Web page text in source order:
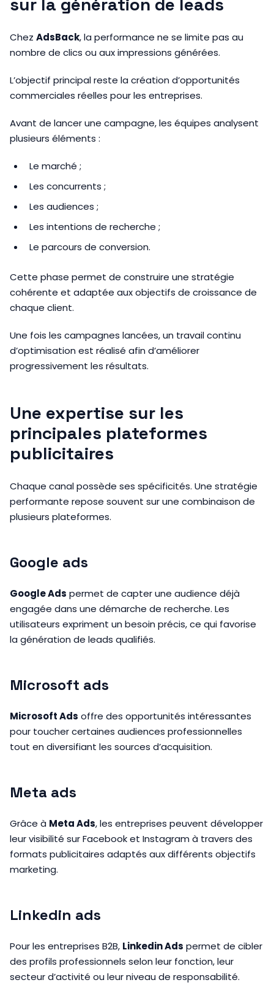
Chez AdsBack, la performance ne se limite pas au
nombre de clics ou aux impressions générées.
L’objectif principal reste la création d’opportunités
commerciales réelles pour les entreprises.
Avant de lancer une campagne, les équipes analysent
plusieurs éléments :
Le marché ;
Les concurrents ;
Les audiences ;
Les intentions de recherche ;
Le parcours de conversion.
Cette phase permet de construire une stratégie
cohérente et adaptée aux objectifs de croissance de
chaque client.
Une fois les campagnes lancées, un travail continu
d’optimisation est réalisé afin d’améliorer
progressivement les résultats.
Une expertise sur les
principales plateformes
publicitaires
Chaque canal possède ses spécificités. Une stratégie
performante repose souvent sur une combinaison de
plusieurs plateformes.
Google ads
Google Ads permet de capter une audience déjà
engagée dans une démarche de recherche. Les
utilisateurs expriment un besoin précis, ce qui favorise
la génération de leads qualifiés.
Microsoft ads
Microsoft Ads offre des opportunités intéressantes
pour toucher certaines audiences professionnelles
tout en diversifiant les sources d’acquisition.
Meta ads
Grâce à Meta Ads, les entreprises peuvent développer
leur visibilité sur Facebook et Instagram à travers des
formats publicitaires adaptés aux différents objectifs
marketing.
Linkedin ads
Pour les entreprises B2B, Linkedin Ads permet de cibler
des profils professionnels selon leur fonction, leur
secteur d’activité ou leur niveau de responsabilité.